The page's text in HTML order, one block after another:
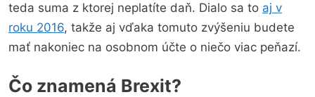
teda suma z ktorej neplatíte daň. Dialo sa to aj v
roku 2016, takže aj vďaka tomuto zvýšeniu budete
mať nakoniec na osobnom účte o niečo viac peňazí.
Čo znamená Brexit?